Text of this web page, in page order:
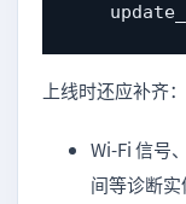
上线时还应补齐：
Wi-Fi 信号
间等诊断实